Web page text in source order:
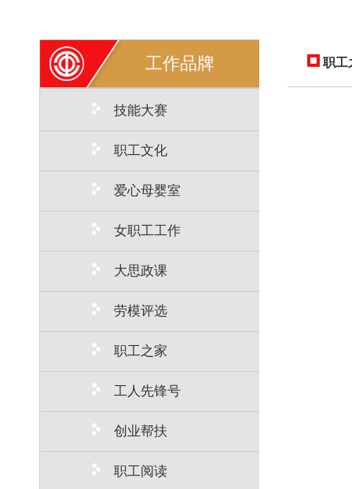
工作品牌
技能大赛
职工文化
爱心母婴室
女职工工作
大思政课
劳模评选
职工之家
工人先锋号
创业帮扶
职工阅读
职工